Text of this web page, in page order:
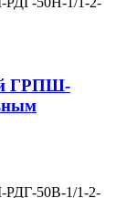
ГРПШ-